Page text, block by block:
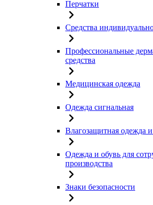
Перчатки
Средства
Профессиональные
средства
Медицинская одежда
Одежда сигнальная
Влагозащитная одежда
Одежда и обувь для
производства
Знаки безопасности